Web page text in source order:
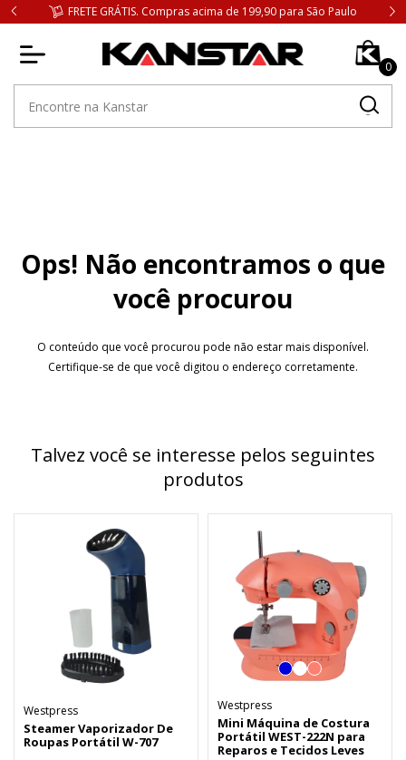
FRETE GRÁTIS. Compras acima de 199,90 para São Paulo
0
Ops! Não encontramos o que
você procurou
O conteúdo que você procurou pode não estar mais disponível.
Certifique-se de que você digitou o endereço corretamente.
Talvez você se interesse pelos seguintes
produtos
Westpress
Steamer Vaporizador De
Roupas Portátil W-707
Westpress
Mini Máquina de Costura
Portátil WEST-222N para
Reparos e Tecidos Leves